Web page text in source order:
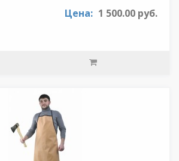
Цена: 1 500.00 руб.